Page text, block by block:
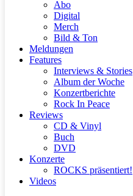
Abo
Digital
Merch
Bild & Ton
Meldungen
Features
Interviews & Stories
Album der Woche
Konzertberichte
Rock In Peace
Reviews
CD & Vinyl
Buch
DVD
Konzerte
ROCKS präsentiert!
Videos